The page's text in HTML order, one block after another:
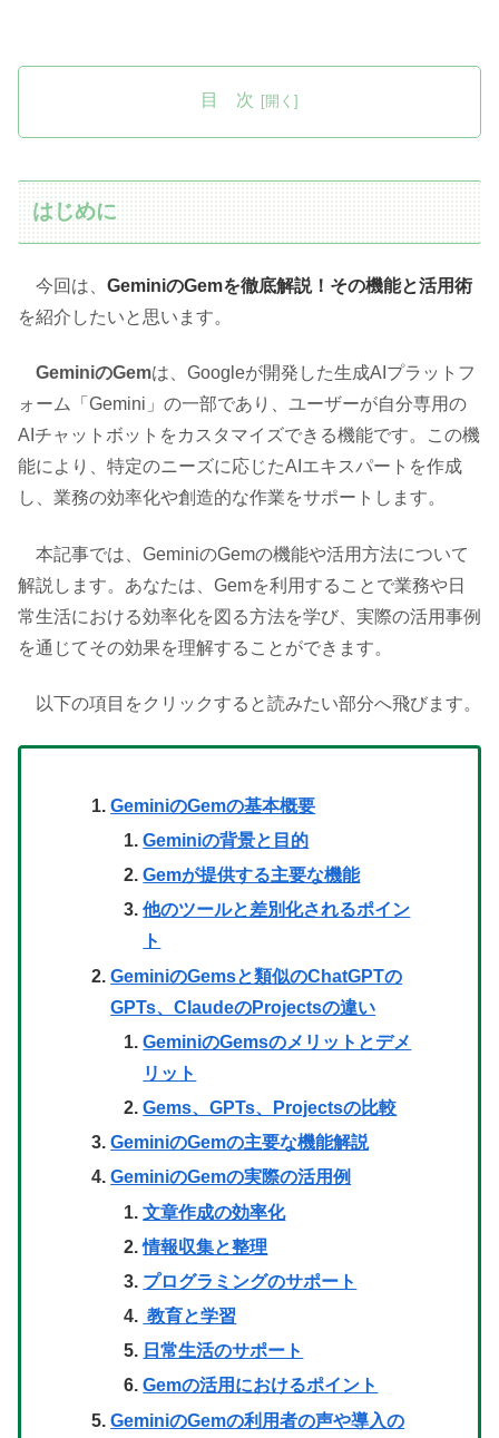
目 次
はじめに
今回は、 GeminiのGemを徹底解説！その機能と活用術
を紹介したいと思います。
GeminiのGemは、Googleが開発した生成AIプラットフ
ォーム「Gemini」の一部であり、ユーザーが自分専用の
AIチャットボットをカスタマイズできる機能です。この機
能により、特定のニーズに応じたAIエキスパートを作成
し、業務の効率化や創造的な作業をサポートします。
本記事では、GeminiのGemの機能や活用方法について
解説します。あなたは、Gemを利用することで業務や日
常生活における効率化を図る方法を学び、実際の活用事例
を通じてその効果を理解することができます。
以下の項目をクリックすると読みたい部分へ飛びます。
GeminiのGemの基本概要
Geminiの背景と目的
Gemが提供する主要な機能
他のツールと差別化されるポイン
ト
GeminiのGemsと類似のChatGPTの
GPTs、ClaudeのProjectsの違い
GeminiのGemsのメリットとデメ
リット
Gems、GPTs、Projectsの比較
GeminiのGemの主要な機能解説
GeminiのGemの実際の活用例
文章作成の効率化
情報収集と整理
プログラミングのサポート
教育と学習
日常生活のサポート
Gemの活用におけるポイント
GeminiのGemの利用者の声や導入の